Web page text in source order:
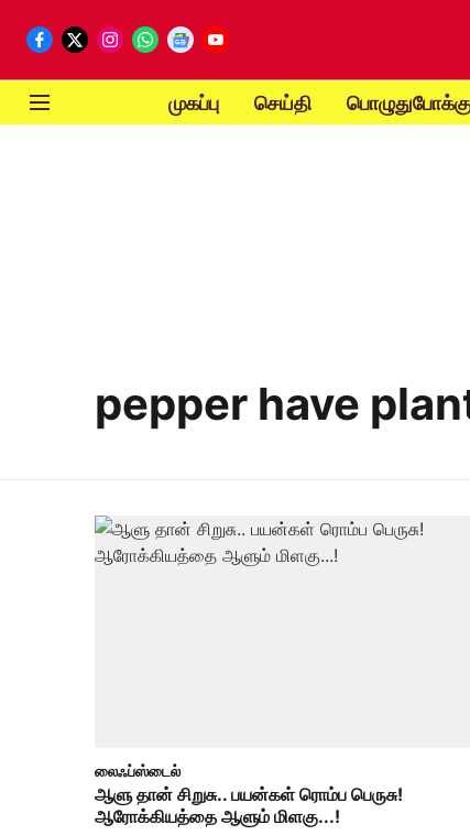
முகப்பு செய்தி
pepper have
லைஃப்ஸ்டைல்
ஆளு தான் சிறுசு.. பயன்கள் ரொம்ப பெருசு!
ஆரோக்கியத்தை ஆளும் மிளகு...!